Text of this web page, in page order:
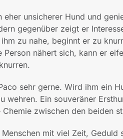
eher unsicherer Hund und
gegenüber zeigt er
zu nahe, beginnt er zu
nähert sich, kann er
sehr gerne. Wird ihm ein
wehren. Ein souveräner
zwischen den beiden
mit viel Zeit,